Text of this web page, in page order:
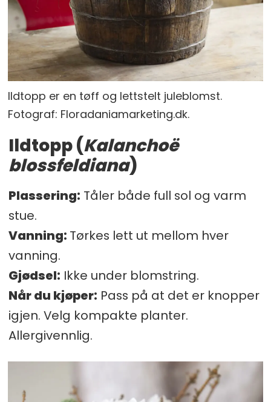
Ildtopp er en tøff og lettstelt juleblomst.
Fotograf: Floradaniamarketing.dk.
Ildtopp(Kalanchoë
blossfeldiana)
Plassering: Tåler både full sol og varm
stue.
Vanning: Tørkes lett ut mellom hver
vanning.
Gjødsel: Ikke under blomstring.
Når du kjøper: Pass på at det er knopper
igjen. Velg kompakte planter.
Allergivennlig.